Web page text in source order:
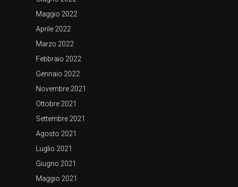
Maggio 2022
Aprile 2022
Marzo 2022
Febbraio 2022
Gennaio 2022
Novembre 2021
Ottobre 2021
Settembre 2021
Agosto 2021
Luglio 2021
Giugno 2021
Maggio 2021